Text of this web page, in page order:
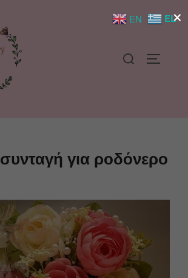
συνταγή για ροδόνερο
×
EN EL